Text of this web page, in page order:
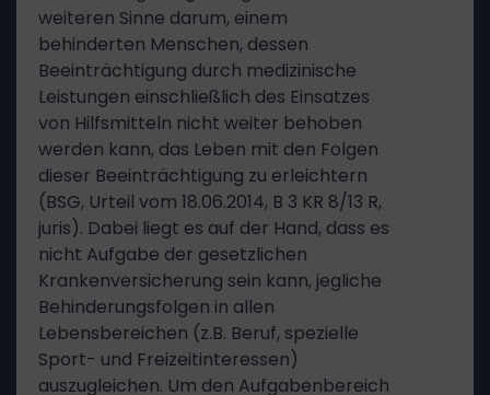
weiteren Sinne darum, einem
behinderten Menschen, dessen
Beeinträchtigung durch medizinische
Leistungen einschließlich des Einsatzes
von Hilfsmitteln nicht weiter behoben
werden kann, das Leben mit den Folgen
dieser Beeinträchtigung zu erleichtern
(BSG, Urteil vom 18.06.2014, B 3 KR 8/13 R,
juris). Dabei liegt es auf der Hand, dass es
nicht Aufgabe der gesetzlichen
Krankenversicherung sein kann, jegliche
Behinderungsfolgen in allen
Lebensbereichen (z.B. Beruf, spezielle
Sport- und Freizeitinteressen)
auszugleichen. Um den Aufgabenbereich